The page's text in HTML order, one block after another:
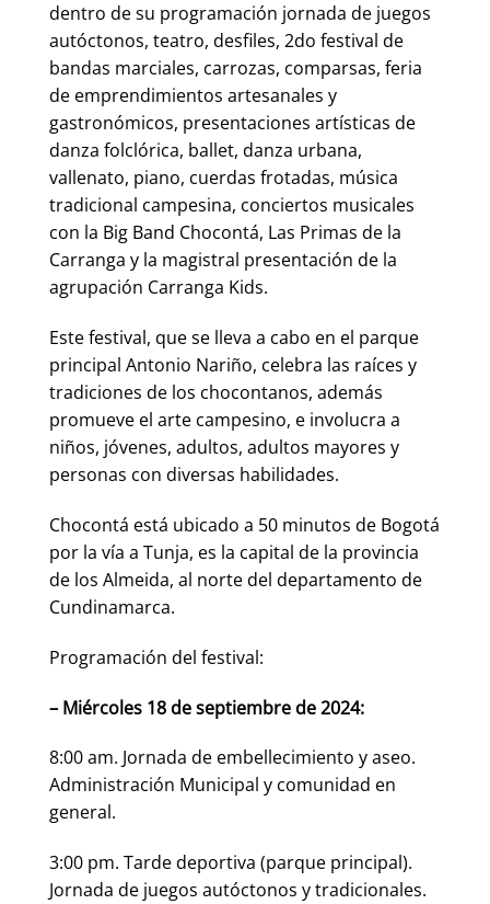
dentro de su programación jornada de juegos
autóctonos, teatro, desfiles, 2do festival de
bandas marciales, carrozas, comparsas, feria
de emprendimientos artesanales y
gastronómicos, presentaciones artísticas de
danza folclórica, ballet, danza urbana,
vallenato, piano, cuerdas frotadas, música
tradicional campesina, conciertos musicales
con la Big Band Chocontá, Las Primas de la
Carranga y la magistral presentación de la
agrupación Carranga Kids.
Este festival, que se lleva a cabo en el parque
principal Antonio Nariño, celebra las raíces y
tradiciones de los chocontanos, además
promueve el arte campesino, e involucra a
niños, jóvenes, adultos, adultos mayores y
personas con diversas habilidades.
Chocontá está ubicado a 50 minutos de Bogotá
por la vía a Tunja, es la capital de la provincia
de los Almeida, al norte del departamento de
Cundinamarca.
Programación del festival:
– Miércoles 18 de septiembre de 2024:
8:00 am. Jornada de embellecimiento y aseo.
Administración Municipal y comunidad en
general.
3:00 pm. Tarde deportiva (parque principal).
Jornada de juegos autóctonos y tradicionales.